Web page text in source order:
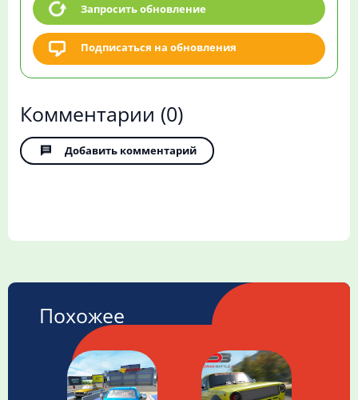
Запросить обновление
Подписаться на обновления
Комментарии (0)
Добавить комментарий
Похожее